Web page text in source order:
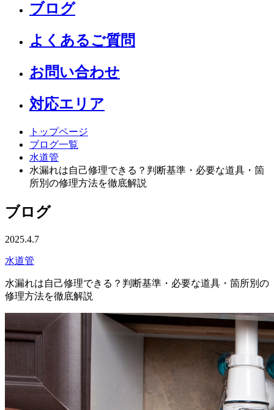
ブログ
よくあるご質問
お問い合わせ
対応エリア
トップページ
ブログ一覧
水道管
水漏れは自己修理できる？判断基準・必要な道具・箇
所別の修理方法を徹底解説
ブログ
2025.4.7
水道管
水漏れは自己修理できる？判断基準・必要な道具・箇所別の
修理方法を徹底解説